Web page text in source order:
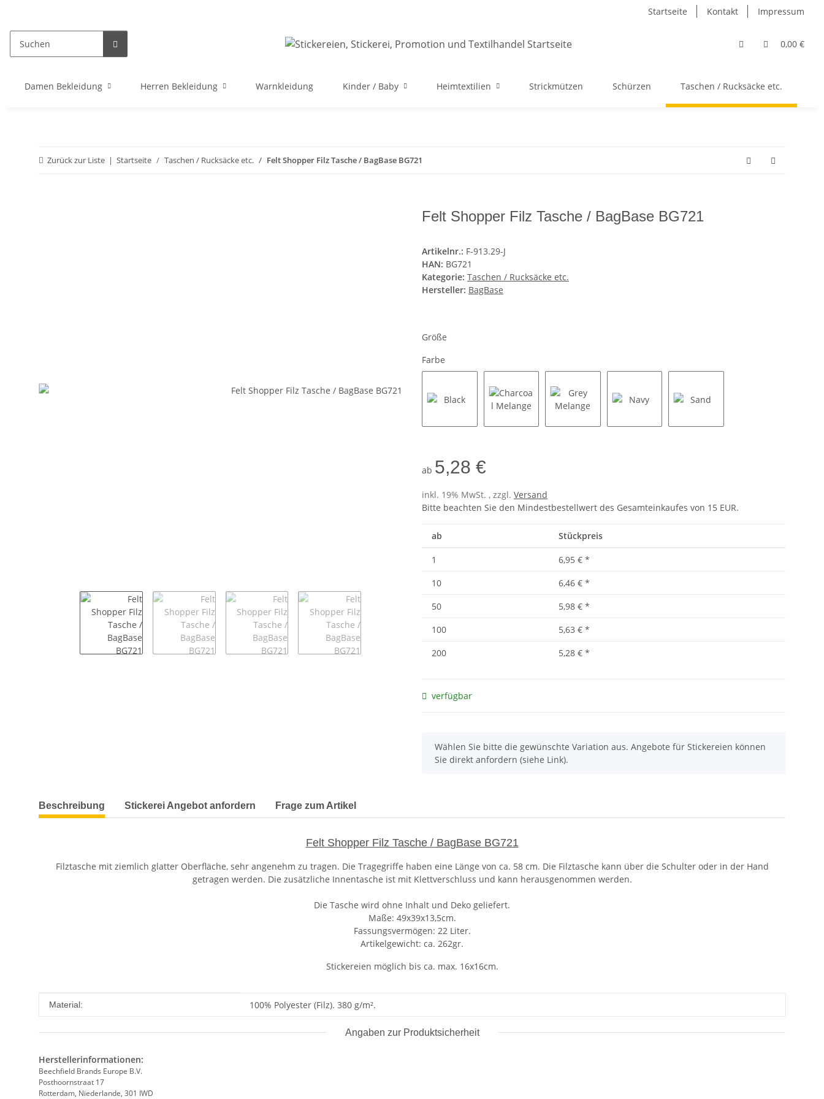
Startseite Kontakt Impressum
0,00 €
Damen Bekleidung Herren Bekleidung Warnkleidung Kinder / Baby Heimtextilien Strickmützen Schürzen Taschen / Rucksäcke etc.
Zurück zur Liste Startseite Taschen / Rucksäcke etc. Felt Shopper Filz Tasche / BagBase BG721
Felt Shopper Filz Tasche / BagBase BG721
Artikelnr.: F-913.29-J
HAN: BG721
Kategorie: Taschen / Rucksäcke etc.
Hersteller: BagBase
Größe
Farbe
ab 5,28 €
inkl. 19% MwSt. , zzgl. Versand
Bitte beachten Sie den Mindestbestellwert des Gesamteinkaufes von 15 EUR.
ab Stückpreis
1 6,95 € *
10
6,46 € *
50
5,98 € *
100
5,63 € *
200
5,28 € *
verfügbar
x
Wählen Sie bitte die gewünschte Variation aus. Angebote für Stickereien können
Sie direkt anfordern (siehe Link).
weitere Registerkarten anzeigen
Beschreibung Stickerei Angebot anfordern Frage zum Artikel
Felt Shopper Filz Tasche / BagBase BG721
Filztasche mit ziemlich glatter Oberfläche, sehr angenehm zu tragen. Die Tragegriffe haben eine Länge von ca. 58 cm. Die Filztasche kann über die Schulter oder in der Hand
getragen werden. Die zusätzliche Innentasche ist mit Klettverschluss und kann herausgenommen werden.
Die Tasche wird ohne Inhalt und Deko geliefert.
Maße: 49x39x13,5cm.
Fassungsvermögen: 22 Liter.
Artikelgewicht: ca. 262gr.
Stickereien möglich bis ca. max. 16x16cm.
Produkteigenschaft
Wert
Material: 100% Polyester (Filz). 380 g/m².
Angaben zur Produktsicherheit
Herstellerinformationen:
Beechfield Brands Europe B.V.
Posthoornstraat 17
Rotterdam, Niederlande, 301 IWD